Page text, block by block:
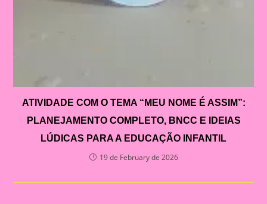
ATIVIDADE COM O TEMA “MEU NOME É ASSIM”:
PLANEJAMENTO COMPLETO, BNCC E IDEIAS
LÚDICAS PARA A EDUCAÇÃO INFANTIL
19 de February de 2026